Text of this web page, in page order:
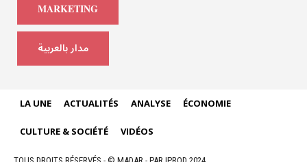
MARKETING
مدار بالعربية
LA UNE ACTUALITÉS ANALYSE ÉCONOMIE
CULTURE & SOCIÉTÉ VIDÉOS